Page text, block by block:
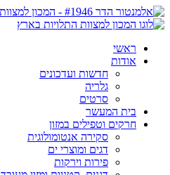
ראשי
אודות
חדשות ועדכונים
גלריה
סרטים
בית המעשר
חרקים וטפילים במזון
סקירה אנטומולוגית
דגים ומוצרי ים
פירות וירקות